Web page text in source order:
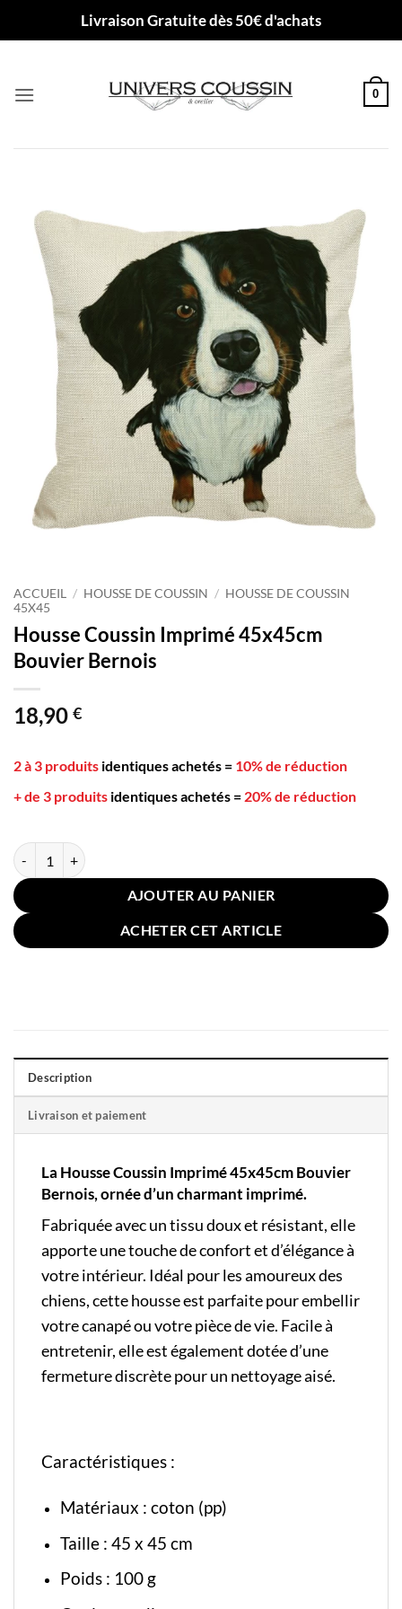
Livraison Gratuite dès 50€ d'achats
0
ACCUEIL / HOUSSE DE COUSSIN / HOUSSE DE COUSSIN
45X45
Housse Coussin Imprimé 45x45cm
Bouvier Bernois
18,90 €
2 à 3 produits identiques achetés = 10% de réduction
+ de 3 produits identiques achetés = 20% de réduction
quantité de Housse Coussin Imprimé 45x45cm Bouvier Bernois
AJOUTER AU PANIER
ACHETER CET ARTICLE
Description
Livraison et paiement
La Housse Coussin Imprimé45x45cm Bouvier
Bernois,ornée d’un charmant imprimé.
Fabriquée avec un tissu doux et résistant, elle
apporte une touche de confort et d’élégance à
votre intérieur. Idéal pour les amoureux des
chiens, cette housse est parfaite pour embellir
votre canapé ou votre pièce de vie. Facile à
entretenir, elle est également dotée d’une
fermeture discrète pour un nettoyage aisé.
Caractéristiques :
Matériaux : coton (pp)
Taille : 45 x 45 cm
Poids : 100 g